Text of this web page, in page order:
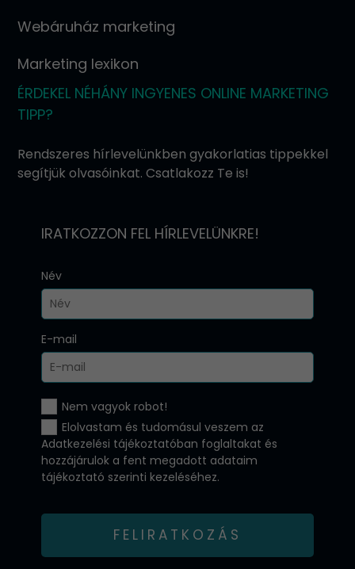
Webáruház marketing
Marketing lexikon
ÉRDEKEL NÉHÁNY INGYENES ONLINE MARKETING
TIPP?
Rendszeres hírlevelünkben gyakorlatias tippekkel
segítjük olvasóinkat. Csatlakozz Te is!
IRATKOZZON FEL HÍRLEVELÜNKRE!
Név
E-mail
Nem vagyok robot!
Elolvastam és tudomásul veszem az
Adatkezelési tájékoztatóban foglaltakat és
hozzájárulok a fent megadott adataim
tájékoztató szerinti kezeléséhez.
FELIRATKOZÁS